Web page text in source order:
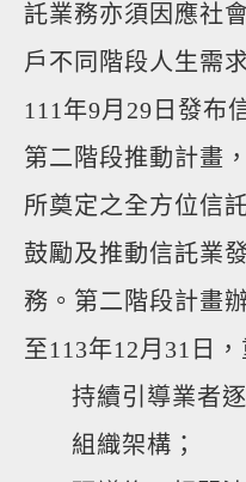
託業務亦須因應社
戶不同階段人生需
111年9月29日發布
第二階段推動計畫
所奠定之全方位信
鼓勵及推動信託業
務。第二階段計畫
至113年12月31日
持續引導業者
組織架構；